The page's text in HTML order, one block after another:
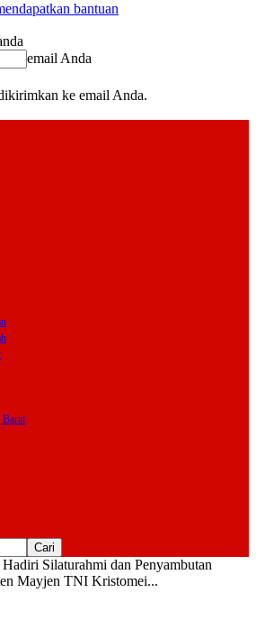
bantuan
email Anda
ke email Anda.
Silaturahmi dan Penyambutan
Mayjen TNI Kristomei...